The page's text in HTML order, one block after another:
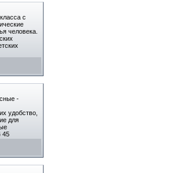
с
человека.
-
удобство,
для
45